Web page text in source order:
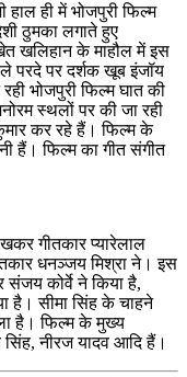
हाल ही में भोजपुरी फिल्म
ठुमका लगाते हुए
खलिहान के माहौल में इस
परदे पर दर्शक खूब इंजॉय
भोजपुरी फिल्म घात की
स्थलों पर की जा रही
कर रहे हैं। फिल्म के
हैं। फिल्म का गीत संगीत
गीतकार प्यारेलाल
धनञ्जय मिश्रा ने। इस
संजय कोर्वे ने किया है,
है। सीमा सिंह के चाहने
है। फिल्म के मुख्य
नीरज यादव आदि हैं।